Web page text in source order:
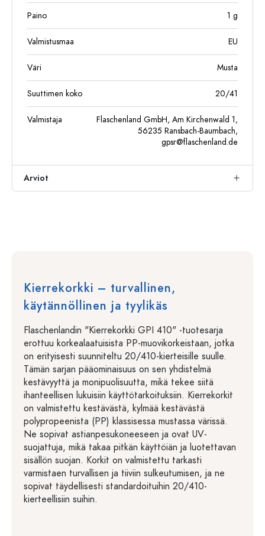
Paino 1 g
Valmistusmaa EU
Väri Musta
Suuttimen koko 20/41
Valmistaja
Flaschenland GmbH, Am Kirchenwald 1,
56235 Ransbach-Baumbach,
gpsr@flaschenland.de
Arviot
Kierrekorkki – turvallinen,
käytännöllinen ja tyylikäs
Flaschenlandin "Kierrekorkki GPI 410" -tuotesarja
erottuu korkealaatuisista PP-muovikorkeistaan, jotka
on erityisesti suunniteltu 20/410-kierteisille suulle.
Tämän sarjan pääominaisuus on sen yhdistelmä
kestävyyttä ja monipuolisuutta, mikä tekee siitä
ihanteellisen lukuisiin käyttötarkoituksiin. Kierrekorkit
on valmistettu kestävästä, kylmää kestävästä
polypropeenista (PP) klassisessa mustassa värissä.
Ne sopivat astianpesukoneeseen ja ovat UV-
suojattuja, mikä takaa pitkän käyttöiän ja luotettavan
sisällön suojan. Korkit on valmistettu tarkasti
varmistaen turvallisen ja tiiviin sulkeutumisen, ja ne
sopivat täydellisesti standardoituihin 20/410-
kierteellisiin suihin.